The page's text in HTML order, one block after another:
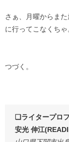
さぁ、月曜からま
に行ってこなくち
つづく。
❏ライタープロ
安光 伸江